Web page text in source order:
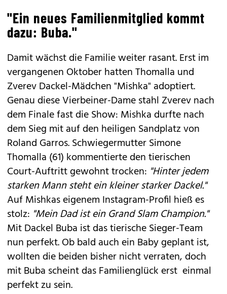
"Ein neues Familienmitglied kommt
dazu: Buba."
Damit wächst die Familie weiter rasant. Erst im
vergangenen Oktober hatten Thomalla und
Zverev Dackel-Mädchen "Mishka" adoptiert.
Genau diese Vierbeiner-Dame stahl Zverev nach
dem Finale fast die Show: Mishka durfte nach
dem Sieg mit auf den heiligen Sandplatz von
Roland Garros. Schwiegermutter Simone
Thomalla (61) kommentierte den tierischen
Court-Auftritt gewohnt trocken: "Hinter jedem
starken Mann steht ein kleiner starker Dackel."
Auf Mishkas eigenem Instagram-Profil hieß es
stolz: "Mein Dad ist ein Grand Slam Champion."
Mit Dackel Buba ist das tierische Sieger-Team
nun perfekt. Ob bald auch ein Baby geplant ist,
wollten die beiden bisher nicht verraten, doch
mit Buba scheint das Familienglück erst einmal
perfekt zu sein.